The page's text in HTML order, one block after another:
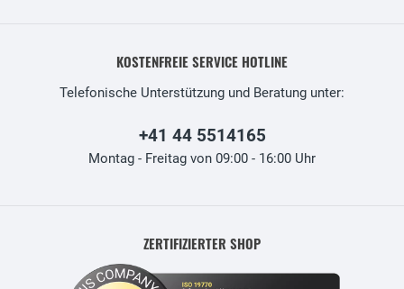
KOSTENFREIE SERVICE HOTLINE
Telefonische Unterstützung und Beratung unter:
+41 44 5514165
Montag - Freitag von 09:00 - 16:00 Uhr
ZERTIFIZIERTER SHOP